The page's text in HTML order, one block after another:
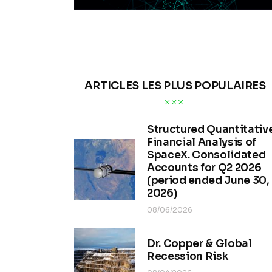
ARTICLES LES PLUS POPULAIRES
Structured
Financial Analysis of
SpaceX. Consolidated
Accounts for Q2 2026
(period ended June 30,
2026)
08/06/2026
Dr. Copper & Global
Recession Risk